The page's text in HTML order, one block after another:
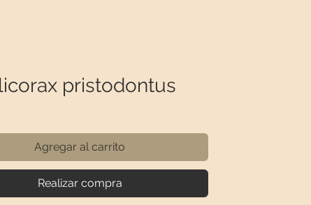
pristodontus
Agregar al carrito
Realizar compra